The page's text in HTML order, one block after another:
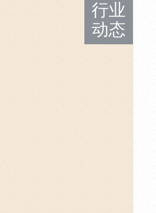
行业
动态